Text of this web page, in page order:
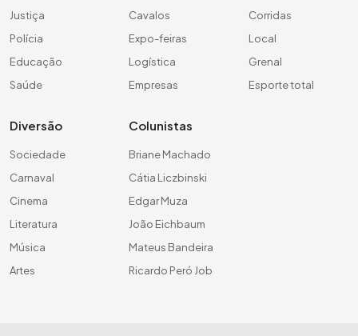
Justiça
Polícia
Educação
Saúde
Cavalos
Expo-feiras
Logística
Empresas
Corridas
Local
Grenal
Esporte total
Diversão
Sociedade
Carnaval
Cinema
Literatura
Música
Artes
Colunistas
Briane Machado
Cátia Liczbinski
Edgar Muza
João Eichbaum
Mateus Bandeira
Ricardo Peró Job